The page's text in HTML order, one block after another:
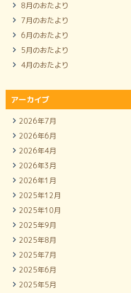
8月のおたより
7月のおたより
6月のおたより
5月のおたより
4月のおたより
アーカイブ
2026年7月
2026年6月
2026年4月
2026年3月
2026年1月
2025年12月
2025年10月
2025年9月
2025年8月
2025年7月
2025年6月
2025年5月